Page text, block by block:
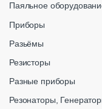
Паяльное
Приборы
Разьёмы
Резисторы
Разные приборы
Резонаторы,